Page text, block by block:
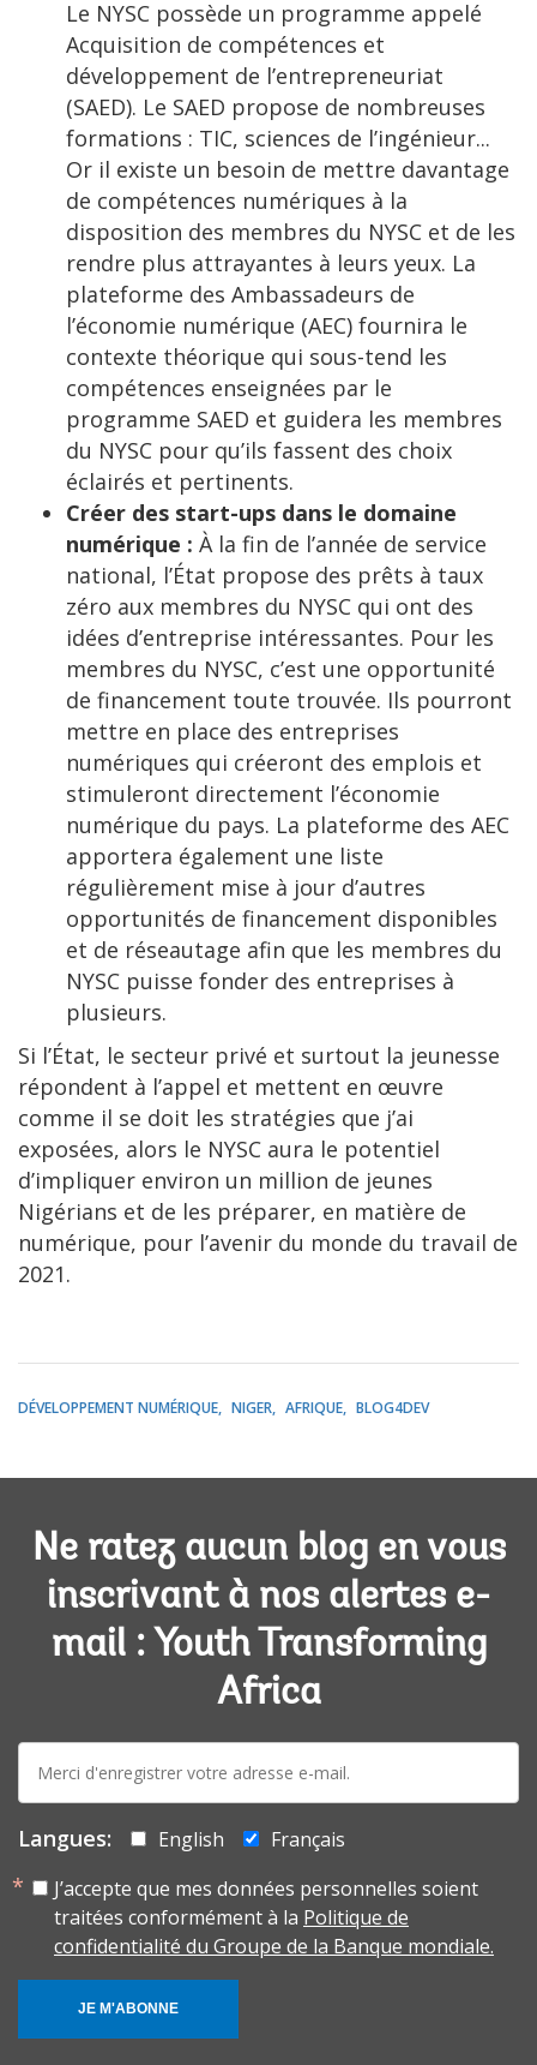
Le NYSC possède un programme appelé
Acquisition de compétences et
développement de l’entrepreneuriat
(SAED). Le SAED propose de nombreuses
formations : TIC, sciences de l’ingénieur...
Or il existe un besoin de mettre davantage
de compétences numériques à la
disposition des membres du NYSC et de les
rendre plus attrayantes à leurs yeux. La
plateforme des Ambassadeurs de
l’économie numérique (AEC) fournira le
contexte théorique qui sous-tend les
compétences enseignées par le
programme SAED et guidera les membres
du NYSC pour qu’ils fassent des choix
éclairés et pertinents.
Créer des start-ups dans le domaine
numérique : À la fin de l’année de service
national, l’État propose des prêts à taux
zéro aux membres du NYSC qui ont des
idées d’entreprise intéressantes. Pour les
membres du NYSC, c’est une opportunité
de financement toute trouvée. Ils pourront
mettre en place des entreprises
numériques qui créeront des emplois et
stimuleront directement l’économie
numérique du pays. La plateforme des AEC
apportera également une liste
régulièrement mise à jour d’autres
opportunités de financement disponibles
et de réseautage afin que les membres du
NYSC puisse fonder des entreprises à
plusieurs.
Si l’État, le secteur privé et surtout la jeunesse
répondent à l’appel et mettent en œuvre
comme il se doit les stratégies que j’ai
exposées, alors le NYSC aura le potentiel
d’impliquer environ un million de jeunes
Nigérians et de les préparer, en matière de
numérique, pour l’avenir du monde du travail de
2021.
DÉVELOPPEMENT NUMÉRIQUE NIGER AFRIQUE BLOG4DEV
Ne ratez aucun blog en vous
inscrivant à nos alertes e-
mail : Youth Transforming
Africa
mail:
Langues: English
Français
J’accepte que mes données personnelles soient
traitées conformément à la Politique de
confidentialité du Groupe de la Banque mondiale.
JE M'ABONNE